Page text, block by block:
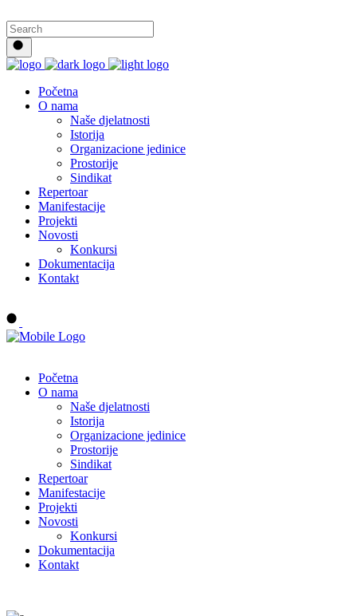
Početna
O nama
Naše djelatnosti
Istorija
Organizacione jedinice
Prostorije
Sindikat
Repertoar
Manifestacije
Projekti
Novosti
Konkursi
Dokumentacija
Kontakt
Početna
O nama
Naše djelatnosti
Istorija
Organizacione jedinice
Prostorije
Sindikat
Repertoar
Manifestacije
Projekti
Novosti
Konkursi
Dokumentacija
Kontakt